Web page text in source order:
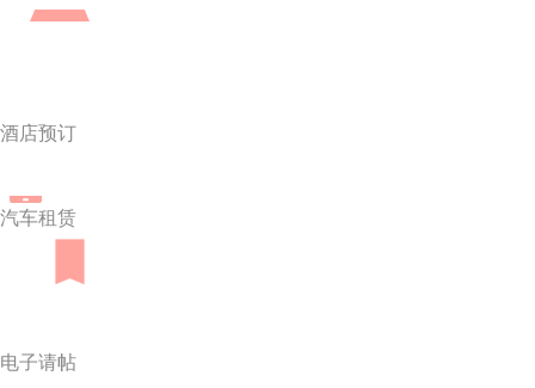
酒店预订
汽车租赁
电子请帖